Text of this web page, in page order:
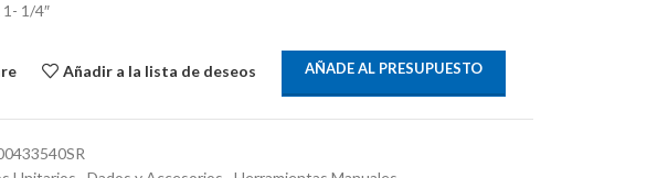
1/4″
Añadir a la lista de deseos AÑADE AL PRESUPUESTO